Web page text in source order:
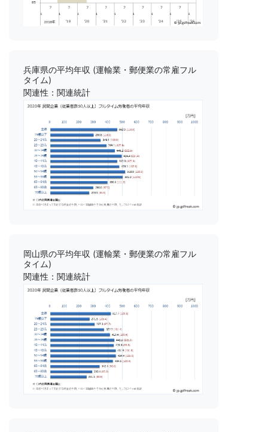
兵庫県の平均年収 (運輸業・郵便業の常雇フル
タイム)
関連性：関連統計
岡山県の平均年収 (運輸業・郵便業の常雇フル
タイム)
関連性：関連統計